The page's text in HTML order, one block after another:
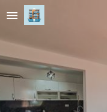
Nikola,Villa Vuletic